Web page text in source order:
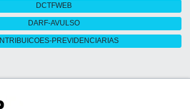
DCTFWEB
DARF-AVULSO
PREVIDENCIARIAS